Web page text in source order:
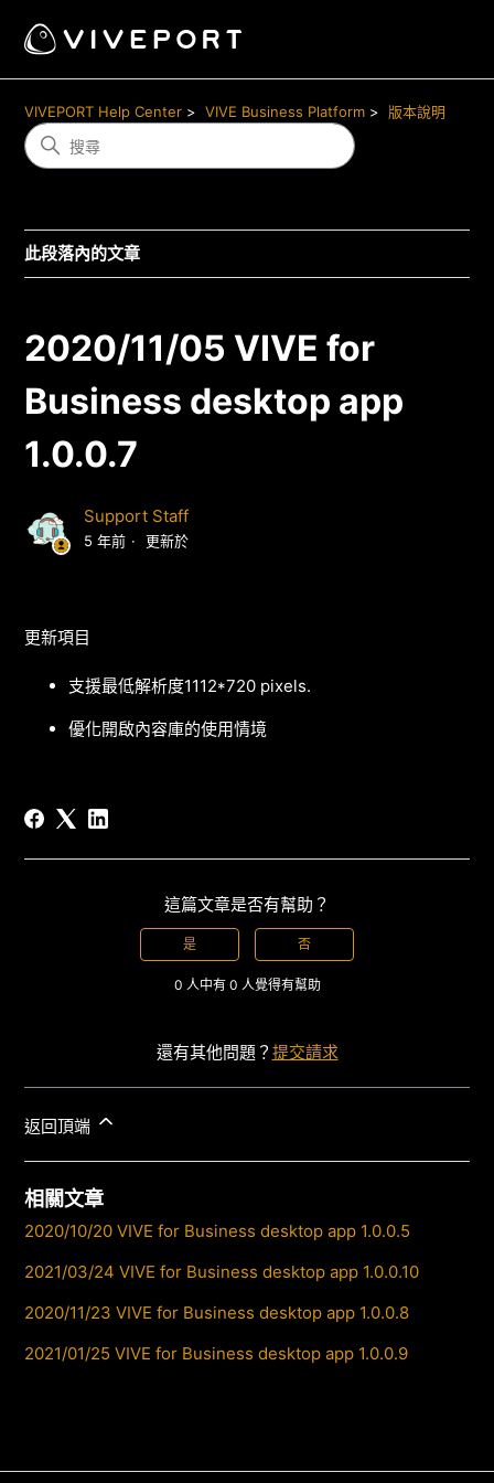
VIVEPORT Help Center VIVE Business Platform 版本說明
此段落內的文章
2020/11/05 VIVE for
Business desktop app
1.0.0.7
Support Staff
5 年前 更新於
更新項目
支援最低解析度1112*720 pixels.
優化開啟內容庫的使用情境
這篇文章是否有幫助？
是 否
0 人中有 0 人覺得有幫助
還有其他問題？ 提交請求
返回頂端
相關文章
2020/10/20 VIVE for Business desktop app 1.0.0.5
2021/03/24 VIVE for Business desktop app 1.0.0.10
2020/11/23 VIVE for Business desktop app 1.0.0.8
2021/01/25 VIVE for Business desktop app 1.0.0.9